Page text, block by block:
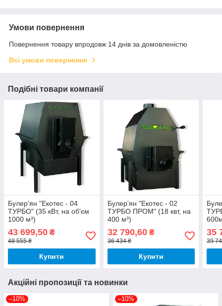
Умови повернення
Повернення товару впродовж 14 днів за домовленістю
Всі умови повернення
Подібні товари компанії
Булер'ян "Екотес - 04
ТУРБО" (35 кВт, на об'єм
1000 м³)
43 699,50 ₴
48 555 ₴
Купити
Булер'ян "Екотес - 02
ТУРБО ПРОМ" (18 квт, на
400 м³)
32 790,60₴
36 434 ₴
Купити
35
39
Акційні пропозиції та новинки
–10% –10%